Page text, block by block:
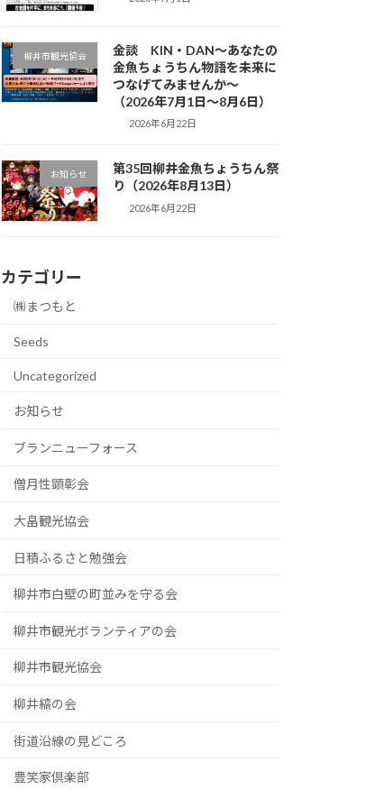
柳井市観光協会
金談 KIN・DAN～あなたの
金魚ちょうちん物語を未来に
つなげてみませんか～
（2026年7月1日～8月6日）
2026年6月22日
お知らせ
第35回柳井金魚ちょうちん祭
り（2026年8月13日）
2026年6月22日
カテゴリー
㈱まつもと
Seeds
Uncategorized
お知らせ
ブランニューフォース
僧月性顕彰会
大畠観光協会
日積ふるさと勉強会
柳井市白壁の町並みを守る会
柳井市観光ボランティアの会
柳井市観光協会
柳井縞の会
街道沿線の見どころ
豊笑家倶楽部